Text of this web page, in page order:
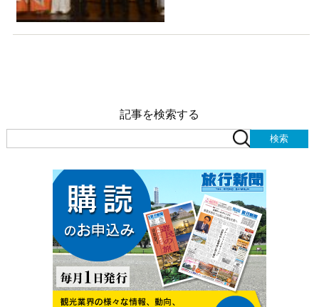
記事を検索する